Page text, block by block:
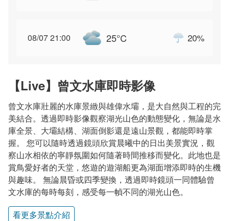
08/07 21:00 25°C 20%
【Live】曾文水庫即時影像
曾文水庫壯麗的水庫景緻與雄偉水壩，是大自然與工程的完
美結合。透過即時影像觀察湖光山色的動態變化，無論是水
庫全景、大壩結構、湖面倒影還是遠山景觀，都能即時掌
握。 您可以隨時透過鏡頭欣賞晨曦中的日出美景實況，觀
察山水相依的寧靜氛圍如何隨著時間推移而變化。此地也是
賞鳥愛好者的天堂，悠遊的遊湖船更為湖面增添即時的生機
與趣味。 無論晨昏或四季變換，透過即時鏡頭一同體驗曾
文水庫的每時每刻，感受每一幀不同的湖光山色。
看更多景點介紹